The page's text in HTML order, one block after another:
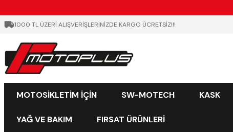
1000 TL ÜZERİ ALIŞVERİŞLERİNİZDE KARGO ÜCRETSİZ!!!
MOTOSİKLETİM İÇİN SW-MOTECH KASK
YAĞ VE BAKIM FIRSAT ÜRÜNLERİ